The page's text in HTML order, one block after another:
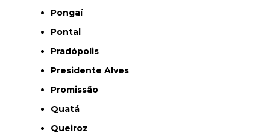
Pongaí
Pontal
Pradópolis
Presidente Alves
Promissão
Quatá
Queiroz